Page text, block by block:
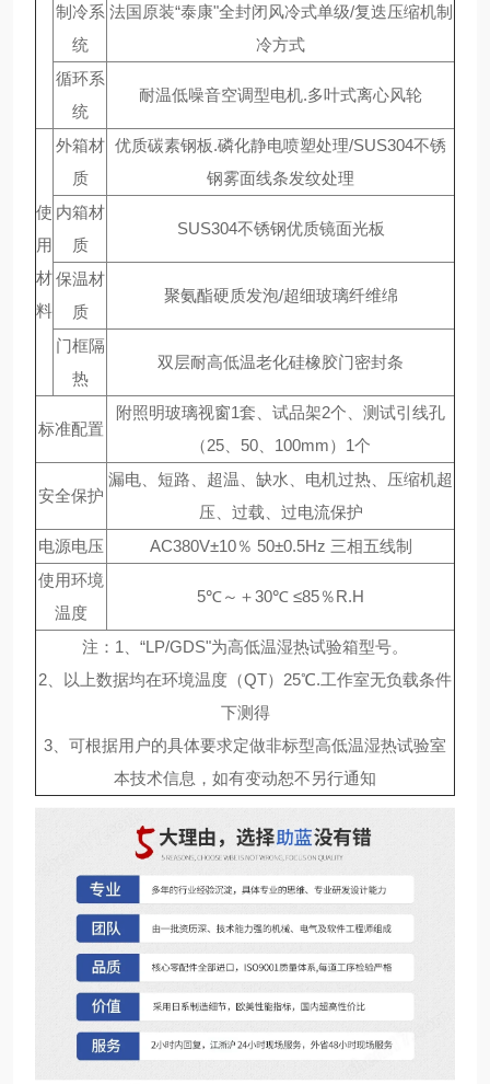
制冷系
统
法国原装“泰康"全封闭风冷式单级/复迭压缩机制
冷方式
循环系
统
耐温低噪音空调型电机.多叶式离心风轮
使
用
材
料
外箱材
质
优质碳素钢板.磷化静电喷塑处理/SUS304不锈
钢雾面线条发纹处理
内箱材
质
SUS304不锈钢优质镜面光板
保温材
质
聚氨酯硬质发泡/超细玻璃纤维绵
门框隔
热
双层耐高低温老化硅橡胶门密封条
标准配置
附照明玻璃视窗1套、试品架2个、测试引线孔
（25、50、100mm）1个
安全保护
漏电、短路、超温、缺水、电机过热、压缩机超
压、过载、过电流保护
电源电压
AC380V±10％ 50±0.5Hz 三相五线制
使用环境
温度
5℃～＋30℃ ≤85％R.H
注：1、“LP/GDS"为高低温湿热试验箱型号。
2、以上数据均在环境温度（QT）25℃.工作室无负载条件
下测得
3、可根据用户的具体要求定做非标型高低温湿热试验室
本技术信息，如有变动恕不另行通知